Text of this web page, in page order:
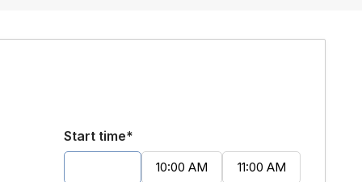
Start time*
10:00 AM 11:00 AM